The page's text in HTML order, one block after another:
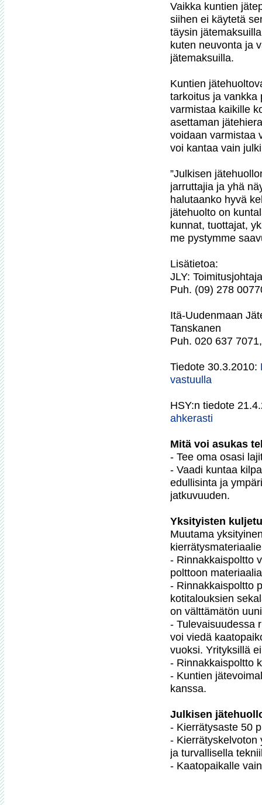
Vaikka kuntien
siihen ei käytetä
täysin
kuten neuvonta ja
jätemaksuilla.
Kuntien
tarkoitus ja vankka
varmistaa kaikille
asettaman
voidaan varmistaa
voi kantaa vain
”Julkisen
jarruttajia ja yhä
halutaanko hyvä
jätehuolto on
kunnat, tuottajat,
me pystymme
Lisätietoa:
JLY:
Puh. (09) 278
Itä-Uudenmaan
Tanskanen
Puh. 020 637
Tiedote 30.3.2010:
vastuulla
HSY:n tiedote
ahkerasti
Mitä voi asukas
- Tee oma osasi
- Vaadi kuntaa
edullisinta ja
jatkuvuuden.
Yksityisten
Muutama
- Rinnakkaispoltto
polttoon
- Rinnakkaispoltto
kotitalouksien
on välttämätön
- Tulevaisuudessa
voi viedä
vuoksi. Yrityksillä
- Rinnakkaispoltto
- Kuntien
kanssa.
Julkisen
- Kierrätysaste 50
- Kierrätyskelvoton
ja turvallisella